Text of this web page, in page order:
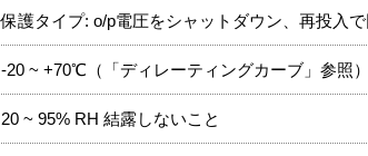
保護タイプ: o/p電圧をシャットダウン、再投入
-20 ~ +70℃（「ディレーティングカーブ」参照）
20 ~ 95% RH 結露しないこと